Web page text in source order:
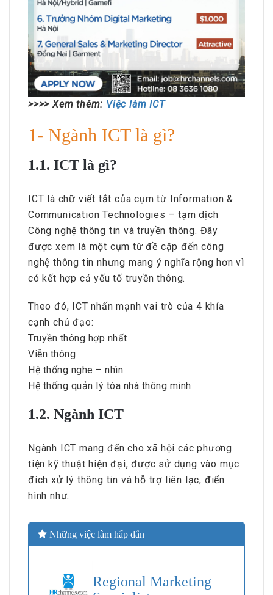
>>>> Xem thêm: Việc làm ICT
1- Ngành ICT là gì?
1.1. ICT là gì?
ICT là chữ viết tắt của cụm từ Information &
Communication Technologies – tạm dịch
Công nghệ thông tin và truyền thông. Đây
được xem là một cụm từ đề cập đến công
nghệ thông tin nhưng mang ý nghĩa rộng hơn vì
có kết hợp cả yếu tố truyền thông.
Theo đó, ICT nhấn mạnh vai trò của 4 khía
cạnh chủ đạo:
Truyền thông hợp nhất
Viễn thông
Hệ thống nghe – nhìn
Hệ thống quản lý tòa nhà thông minh
1.2. Ngành ICT
Ngành ICT mang đến cho xã hội các phương
tiện kỹ thuật hiện đại, được sử dụng vào mục
đích xử lý thông tin và hỗ trợ liên lạc, điển
hình như:
Những việc làm hấp dẫn
Regional Marketing